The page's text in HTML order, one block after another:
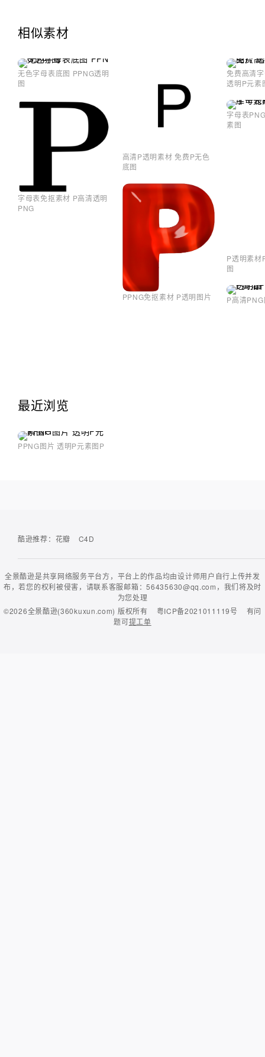
相似素材
无色字母表底图 PPNG透明
图
字母表免抠素材 P高清透明
PNG
高清P透明素材 免费P无色
底图
PPNG免抠素材 P透明图片
免费高清
透明P元素
字母表
素图
P透明素材
图
P高清
最近浏览
PPNG图片 透明P元素图P
酷逊推荐： 花瓣 C4D
全景酷逊是共享网络服务平台方，平台上的作品均由设计师用户自行上传并发
布，若您的权利被侵害，请联系客服邮箱：56435630@qq.com，我们将及时
为您处理
©2026全景酷逊(360kuxun.com) 版权所有 粤ICP备2021011119号
有问
题可提工单